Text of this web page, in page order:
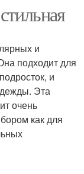
и
подходит для
и
Эта
очень
как для